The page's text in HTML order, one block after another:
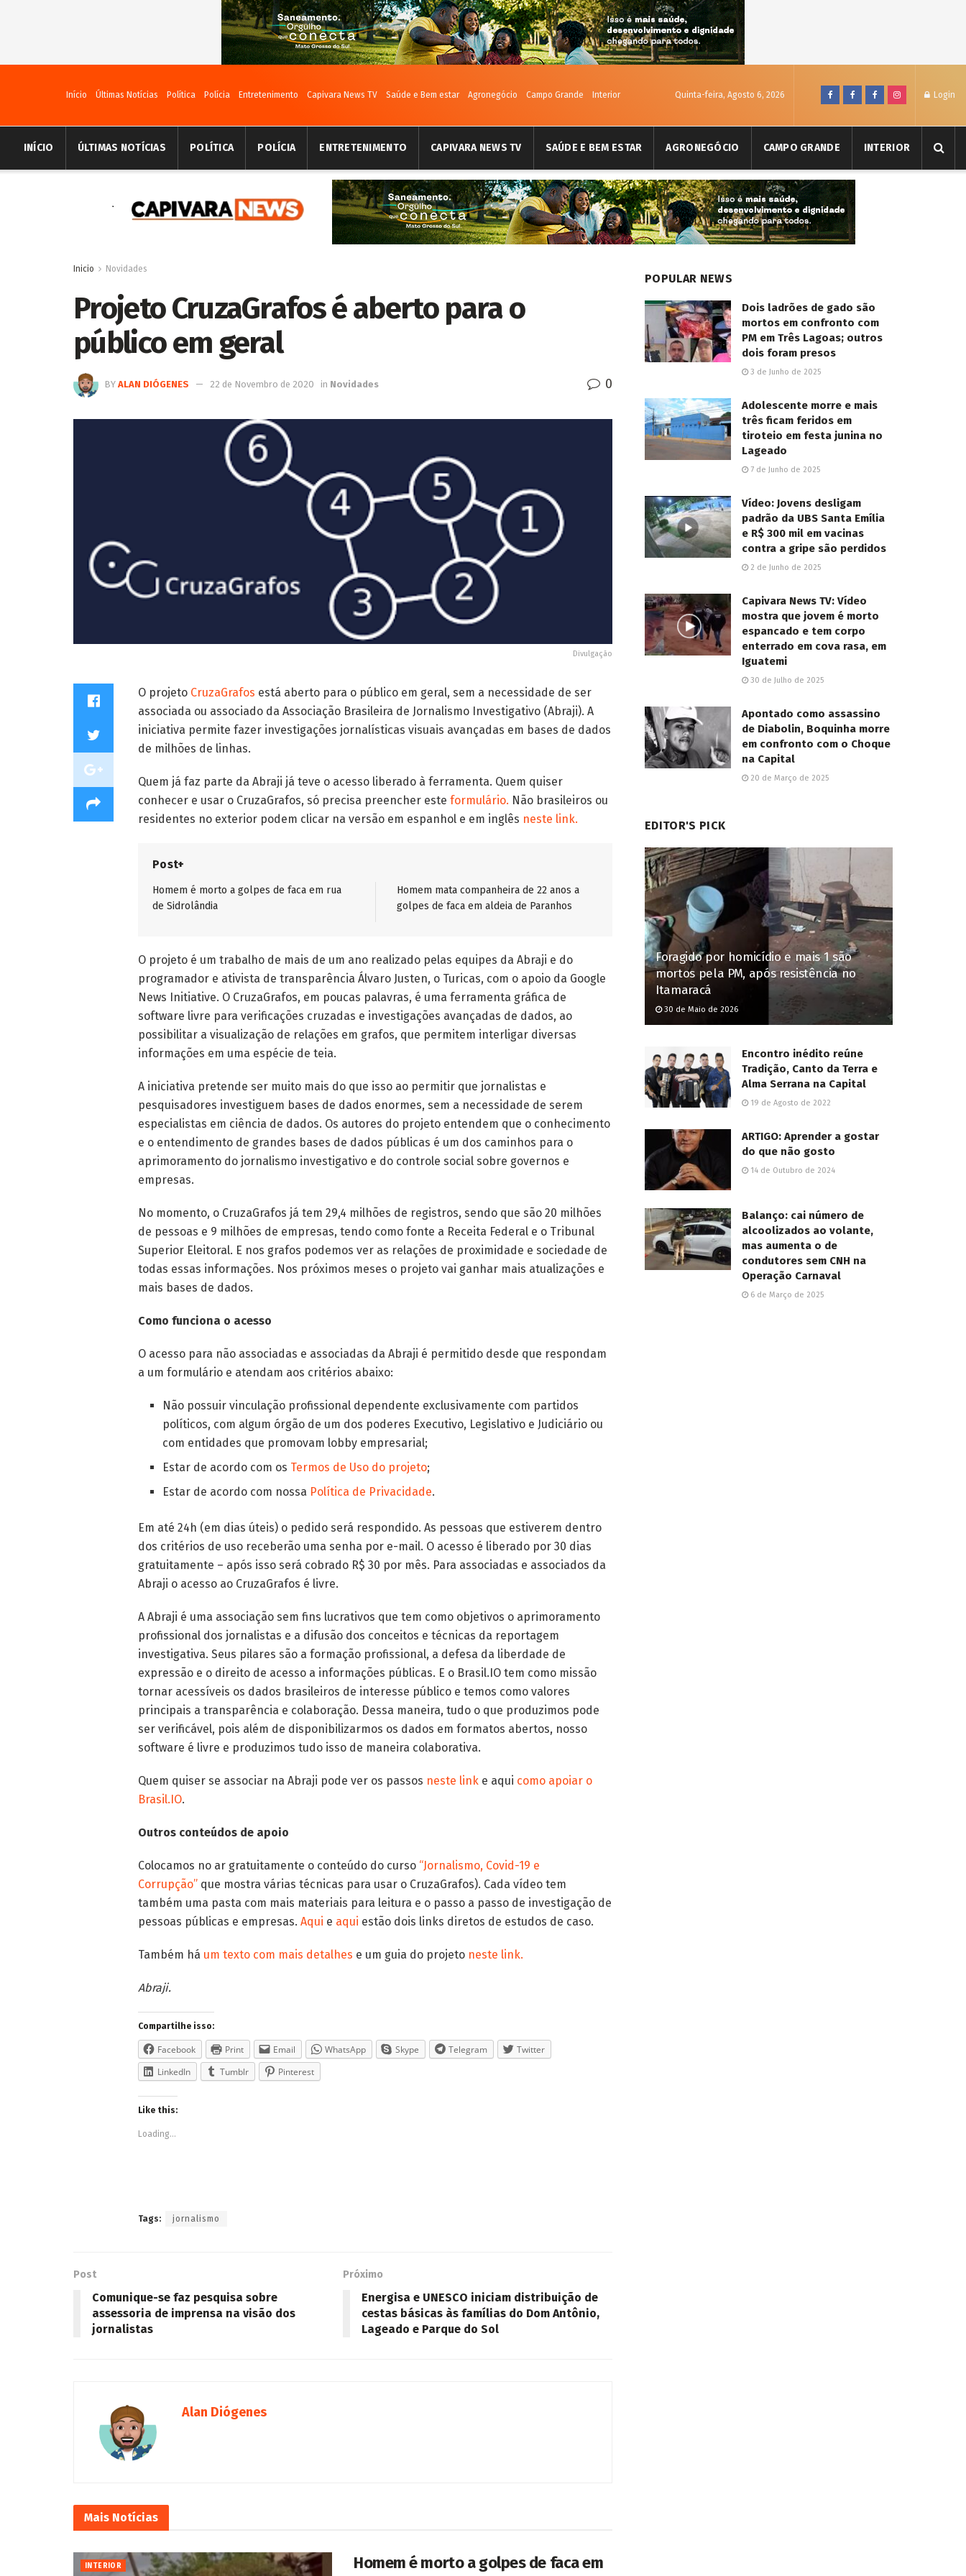
Início Últimas Notícias Política Polícia Entretenimento Capivara News TV Saúde e Bem estar Agronegócio Campo Grande Interior Quinta-feira, Agosto 6, 2026 Login
INÍCIO ÚLTIMAS NOTÍCIAS POLÍTICA POLÍCIA ENTRETENIMENTO CAPIVARA NEWS TV SAÚDE E BEM ESTAR AGRONEGÓCIO CAMPO GRANDE INTERIOR
Inicio Novidades
Projeto CruzaGrafos é aberto para o
público em geral
BY ALAN DIÓGENES 22 de Novembro de 2020 in Novidades 0
Divulgação
O projeto CruzaGrafos está aberto para o público em geral, sem a necessidade de ser
associada ou associado da Associação Brasileira de Jornalismo Investigativo (Abraji). A
iniciativa permite fazer investigações jornalísticas visuais avançadas em bases de dados
de milhões de linhas.
Quem já faz parte da Abraji já teve o acesso liberado à ferramenta. Quem quiser
conhecer e usar o CruzaGrafos, só precisa preencher este formulário. Não brasileiros ou
residentes no exterior podem clicar na versão em espanhol e em inglês neste link.
Post+
Homem é morto a golpes de faca em rua
de Sidrolândia
Homem mata companheira de 22 anos a
golpes de faca em aldeia de Paranhos
O projeto é um trabalho de mais de um ano realizado pelas equipes da Abraji e do
programador e ativista de transparência Álvaro Justen, o Turicas, com o apoio da Google
News Initiative. O CruzaGrafos, em poucas palavras, é uma ferramenta gráfica de
software livre para verificações cruzadas e investigações avançadas de dados, ao
possibilitar a visualização de relações em grafos, que permitem interligar diversas
informações em uma espécie de teia.
A iniciativa pretende ser muito mais do que isso ao permitir que jornalistas e
pesquisadores investiguem bases de dados enormes, sem a necessidade de serem
especialistas em ciência de dados. Os autores do projeto entendem que o conhecimento
e o entendimento de grandes bases de dados públicas é um dos caminhos para o
aprimoramento do jornalismo investigativo e do controle social sobre governos e
empresas.
No momento, o CruzaGrafos já tem 29,4 milhões de registros, sendo que são 20 milhões
de pessoas e 9 milhões de empresas, tendo como fonte a Receita Federal e o Tribunal
Superior Eleitoral. E nos grafos podemos ver as relações de proximidade e sociedade de
todas essas informações. Nos próximos meses o projeto vai ganhar mais atualizações e
mais bases de dados.
Como funciona o acesso
O acesso para não associadas e associadas da Abraji é permitido desde que respondam
a um formulário e atendam aos critérios abaixo:
Não possuir vinculação profissional dependente exclusivamente com partidos
políticos, com algum órgão de um dos poderes Executivo, Legislativo e Judiciário ou
com entidades que promovam lobby empresarial;
Estar de acordo com os Termos de Uso do projeto;
Estar de acordo com nossa Política de Privacidade.
Em até 24h (em dias úteis) o pedido será respondido. As pessoas que estiverem dentro
dos critérios de uso receberão uma senha por e-mail. O acesso é liberado por 30 dias
gratuitamente – após isso será cobrado R$ 30 por mês. Para associadas e associados da
Abraji o acesso ao CruzaGrafos é livre.
A Abraji é uma associação sem fins lucrativos que tem como objetivos o aprimoramento
profissional dos jornalistas e a difusão dos conceitos e técnicas da reportagem
investigativa. Seus pilares são a formação profissional, a defesa da liberdade de
expressão e o direito de acesso a informações públicas. E o Brasil.IO tem como missão
tornar acessíveis os dados brasileiros de interesse público e temos como valores
principais a transparência e colaboração. Dessa maneira, tudo o que produzimos pode
ser verificável, pois além de disponibilizarmos os dados em formatos abertos, nosso
software é livre e produzimos tudo isso de maneira colaborativa.
Quem quiser se associar na Abraji pode ver os passos neste link e aqui como apoiar o
Brasil.IO.
Outros conteúdos de apoio
Colocamos no ar gratuitamente o conteúdo do curso “Jornalismo, Covid-19 e
Corrupção” que mostra várias técnicas para usar o CruzaGrafos). Cada vídeo tem
também uma pasta com mais materiais para leitura e o passo a passo de investigação de
pessoas públicas e empresas. Aqui e aqui estão dois links diretos de estudos de caso.
Também há um texto com mais detalhes e um guia do projeto neste link.
Abraji.
Compartilhe isso:
Facebook Print Email WhatsApp Skype Telegram
Twitter
LinkedIn
Tumblr Pinterest
Like this:
Loading...
Tags: jornalismo
Post
Comunique-se faz pesquisa sobre
assessoria de imprensa na visão dos
jornalistas
Próximo
Energisa e UNESCO iniciam distribuição de
cestas básicas às famílias do Dom Antônio,
Lageado e Parque do Sol
Alan Diógenes
Mais Notícias
INTERIOR
Homem é morto a golpes de faca em
POPULAR NEWS
Dois ladrões de gado são
mortos em confronto com
PM em Três Lagoas; outros
dois foram presos
3 de Junho de 2025
Adolescente morre e mais
três ficam feridos em
tiroteio em festa junina no
Lageado
7 de Junho de 2025
Vídeo: Jovens desligam
padrão da UBS Santa Emília
e R$ 300 mil em vacinas
contra a gripe são perdidos
2 de Junho de 2025
Capivara News TV: Vídeo
mostra que jovem é morto
espancado e tem corpo
enterrado em cova rasa, em
Iguatemi
30 de Julho de 2025
Apontado como assassino
de Diabolin, Boquinha morre
em confronto com o Choque
na Capital
20 de Março de 2025
EDITOR'S PICK
Foragido por homicídio e mais 1 são
mortos pela PM, após resistência no
Itamaracá
30 de Maio de 2026
Encontro inédito reúne
Tradição, Canto da Terra e
Alma Serrana na Capital
19 de Agosto de 2022
ARTIGO: Aprender a gostar
do que não gosto
14 de Outubro de 2024
Balanço: cai número de
alcoolizados ao volante,
mas aumenta o de
condutores sem CNH na
Operação Carnaval
6 de Março de 2025